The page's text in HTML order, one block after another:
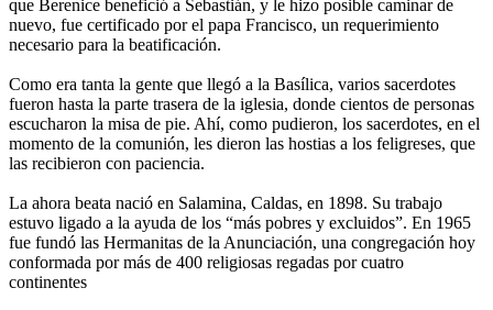
que Berenice benefició a Sebastián, y le hizo posible caminar de
nuevo, fue certificado por el papa Francisco, un requerimiento
necesario para la beatificación.
Como era tanta la gente que llegó a la Basílica, varios sacerdotes
fueron hasta la parte trasera de la iglesia, donde cientos de personas
escucharon la misa de pie. Ahí, como pudieron, los sacerdotes, en el
momento de la comunión, les dieron las hostias a los feligreses, que
las recibieron con paciencia.
La ahora beata nació en Salamina, Caldas, en 1898. Su trabajo
estuvo ligado a la ayuda de los “más pobres y excluidos”. En 1965
fue fundó las Hermanitas de la Anunciación, una congregación hoy
conformada por más de 400 religiosas regadas por cuatro
continentes